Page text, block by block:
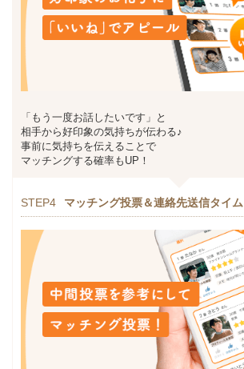
「もう一度お話したいです」と
相手から好印象の気持ちが伝わる♪
事前に気持ちを伝えることで
マッチングする確率もUP！
STEP4 マッチング投票＆連絡先送信タイム